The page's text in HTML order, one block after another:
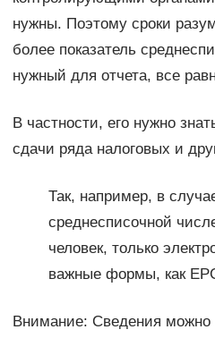
нужны. Поэтому сроки
более показатель
нужный для отчета, все
В частности, его нужно
сдачи ряда налоговых и
Так, например, в
среднесписочной
человек, только
важные формы, как
Внимание: Сведения можно